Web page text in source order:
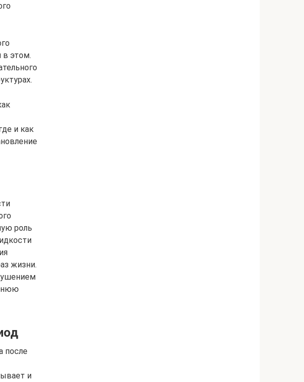
в этом.
и как
роль
жизни.
после
и